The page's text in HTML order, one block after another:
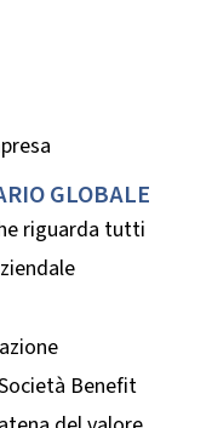
GLOBALE
riguarda tutti
Benefit